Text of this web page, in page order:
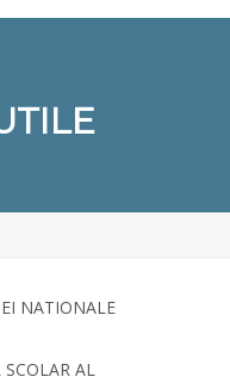
NATIONALE
AL